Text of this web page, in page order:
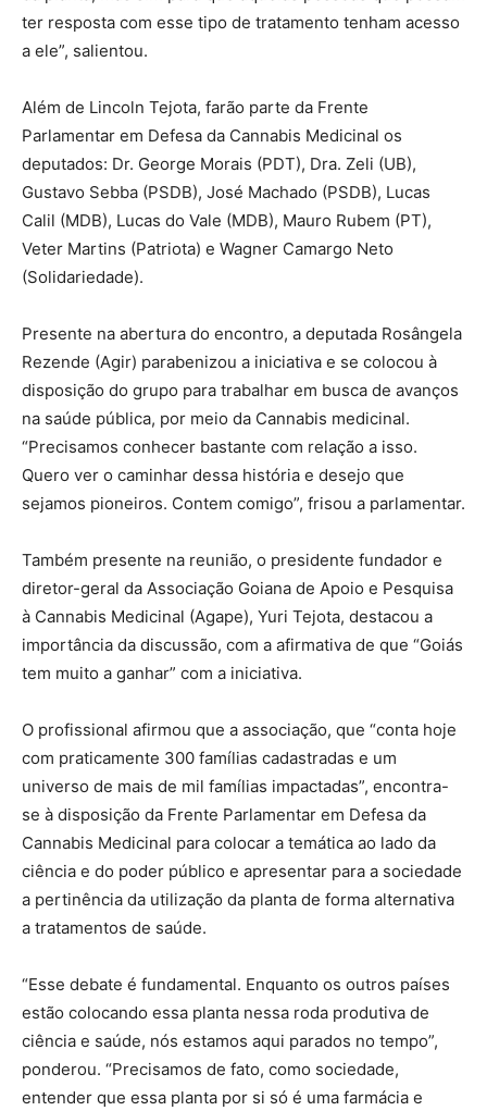
ter resposta com esse tipo de tratamento tenham acesso
a ele”, salientou.
Além de Lincoln Tejota, farão parte da Frente
Parlamentar em Defesa da Cannabis Medicinal os
deputados: Dr. George Morais (PDT), Dra. Zeli (UB),
Gustavo Sebba (PSDB), José Machado (PSDB), Lucas
Calil (MDB), Lucas do Vale (MDB), Mauro Rubem (PT),
Veter Martins (Patriota) e Wagner Camargo Neto
(Solidariedade).
Presente na abertura do encontro, a deputada Rosângela
Rezende (Agir) parabenizou a iniciativa e se colocou à
disposição do grupo para trabalhar em busca de avanços
na saúde pública, por meio da Cannabis medicinal.
“Precisamos conhecer bastante com relação a isso.
Quero ver o caminhar dessa história e desejo que
sejamos pioneiros. Contem comigo”, frisou a parlamentar.
Também presente na reunião, o presidente fundador e
diretor-geral da Associação Goiana de Apoio e Pesquisa
à Cannabis Medicinal (Agape), Yuri Tejota, destacou a
importância da discussão, com a afirmativa de que “Goiás
tem muito a ganhar” com a iniciativa.
O profissional afirmou que a associação, que “conta hoje
com praticamente 300 famílias cadastradas e um
universo de mais de mil famílias impactadas”, encontra-
se à disposição da Frente Parlamentar em Defesa da
Cannabis Medicinal para colocar a temática ao lado da
ciência e do poder público e apresentar para a sociedade
a pertinência da utilização da planta de forma alternativa
a tratamentos de saúde.
“Esse debate é fundamental. Enquanto os outros países
estão colocando essa planta nessa roda produtiva de
ciência e saúde, nós estamos aqui parados no tempo”,
ponderou. “Precisamos de fato, como sociedade,
entender que essa planta por si só é uma farmácia e